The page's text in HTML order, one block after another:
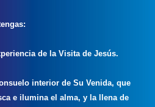
de la Visita de Jesús.
interior de Su Venida, que
e ilumina el alma, y la llena de